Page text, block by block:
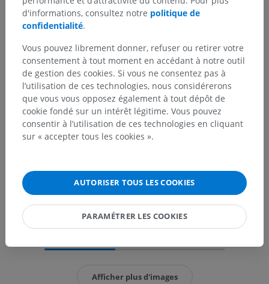
Afficher plus d'images
d'informations, consultez notre politique de
confidentialité.
Vous pouvez librement donner, refuser ou retirer votre
consentement à tout moment en accédant à notre outil
de gestion des cookies. Si vous ne consentez pas à
l’utilisation de ces technologies, nous considérerons
que vous vous opposez également à tout dépôt de
cookie fondé sur un intérêt légitime. Vous pouvez
consentir à l’utilisation de ces technologies en cliquant
sur « accepter tous les cookies ».
AUTORISER TOUS LES COOKIES
PARAMÉTRER LES COOKIES